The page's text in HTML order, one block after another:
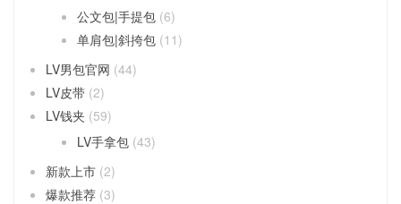
公文包|手提包 (6)
单肩包|斜挎包 (11)
LV男包官网 (44)
LV皮带 (2)
LV钱夹 (59)
LV手拿包 (43)
新款上市 (2)
爆款推荐 (3)